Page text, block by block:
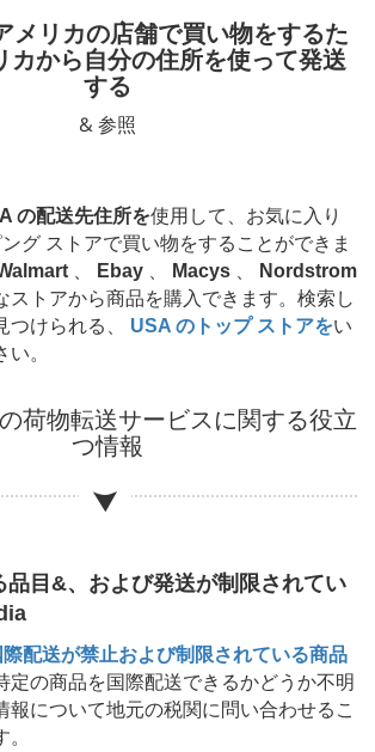
メリカの店舗で買い物をするた
カから自分の住所を使って発送
する
& 参照
の配送先住所を使用して、お気に入り
グ ストアで買い物をすることができま
Ebay Macys
Nordstrom
ストアから商品を購入できます。検索し
つけられる、 USA のトップ ストアをい
。
荷物転送サービスに関する役立
つ情報
品目&、および発送が制限されてい
配送が禁止および制限されている商品
定の商品を国際配送できるかどうか不明
報について地元の税関に問い合わせるこ